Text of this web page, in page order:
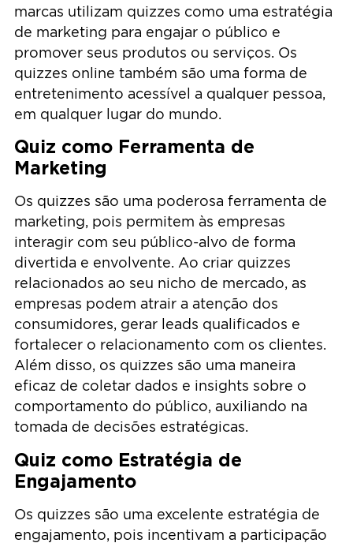
marcas utilizam quizzes como uma estratégia
de marketing para engajar o público e
promover seus produtos ou serviços. Os
quizzes online também são uma forma de
entretenimento acessível a qualquer pessoa,
em qualquer lugar do mundo.
Quiz como Ferramenta de
Marketing
Os quizzes são uma poderosa ferramenta de
marketing, pois permitem às empresas
interagir com seu público-alvo de forma
divertida e envolvente. Ao criar quizzes
relacionados ao seu nicho de mercado, as
empresas podem atrair a atenção dos
consumidores, gerar leads qualificados e
fortalecer o relacionamento com os clientes.
Além disso, os quizzes são uma maneira
eficaz de coletar dados e insights sobre o
comportamento do público, auxiliando na
tomada de decisões estratégicas.
Quiz como Estratégia de
Engajamento
Os quizzes são uma excelente estratégia de
engajamento, pois incentivam a participação